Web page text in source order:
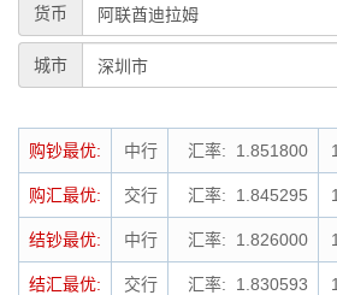
货币
城市
购钞最优: 中行 汇率: 1.851800
购汇最优: 交行 汇率: 1.845295
结钞最优: 中行 汇率: 1.826000
结汇最优: 交行 汇率: 1.830593